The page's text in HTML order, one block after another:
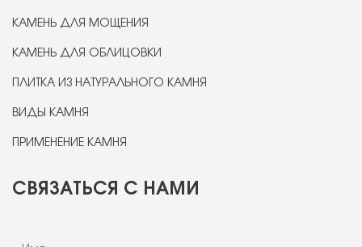
КАМЕНЬ ДЛЯ МОЩЕНИЯ
КАМЕНЬ ДЛЯ ОБЛИЦОВКИ
ПЛИТКА ИЗ НАТУРАЛЬНОГО КАМНЯ
ВИДЫ КАМНЯ
ПРИМЕНЕНИЕ КАМНЯ
СВЯЗАТЬСЯ С НАМИ